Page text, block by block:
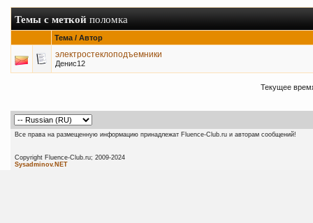
Темы с меткойполомка
Тема / Автор
электростеклоподъемники
Денис12
Текущее
Все права на размещенную информацию принадлежат Fluence-Club.ru и авторам сообщений!
Copyright Fluence-Club.ru;
Sysadminov.NET